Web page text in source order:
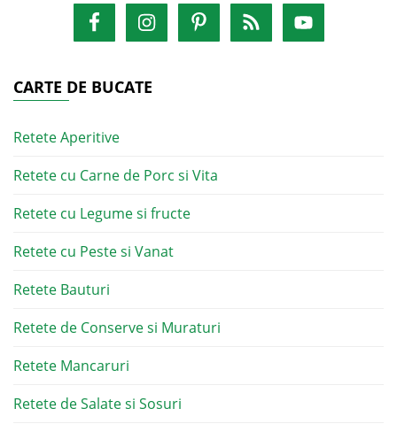
CARTE DE BUCATE
Retete Aperitive
Retete cu Carne de Porc si Vita
Retete cu Legume si fructe
Retete cu Peste si Vanat
Retete Bauturi
Retete de Conserve si Muraturi
Retete Mancaruri
Retete de Salate si Sosuri